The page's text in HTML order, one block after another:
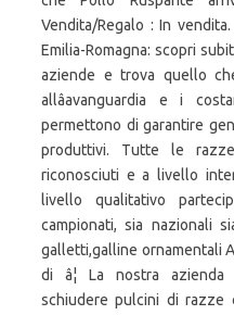
Vendita/Regalo : In
Emilia-Romagna: scopri
aziende e trova quello
allâavanguardia e i
permettono di garantire
produttivi. Tutte le
riconosciuti e a livello
livello qualitativo
campionati, sia nazionali
galletti,galline ornamentali
di â¦ La nostra
schiudere pulcini di razze